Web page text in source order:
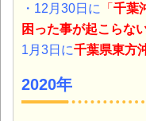
・12月30日に 「 千葉
困った事が起こらな
1月3日に千葉県東方
2020年